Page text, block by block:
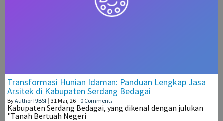
Transformasi Hunian Idaman: Panduan Lengkap Jasa
Arsitek di Kabupaten Serdang Bedagai
ByAuthor PJBSI | 31 Mar, 26 | 0 Comments
Kabupaten Serdang Bedagai, yang dikenal dengan julukan
"Tanah Bertuah Negeri